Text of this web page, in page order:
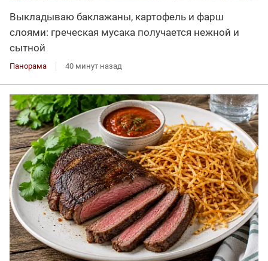
Выкладываю баклажаны, картофель и фарш
слоями: греческая мусака получается нежной и
сытной
Панорама 40 минут назад